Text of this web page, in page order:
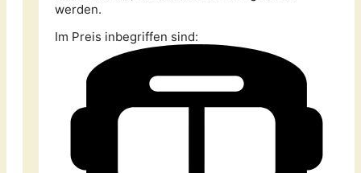
werden.
Im Preis inbegriffen sind: